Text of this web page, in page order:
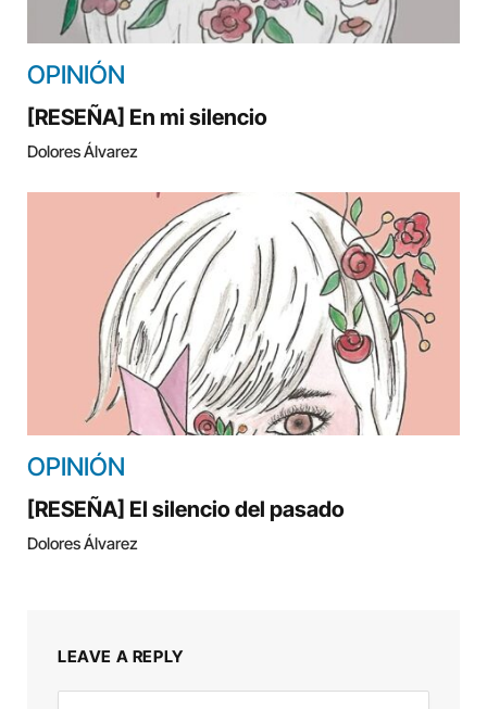
OPINIÓN
[RESEÑA] En mi silencio
Dolores Álvarez
OPINIÓN
[RESEÑA] El silencio del pasado
Dolores Álvarez
LEAVE A REPLY